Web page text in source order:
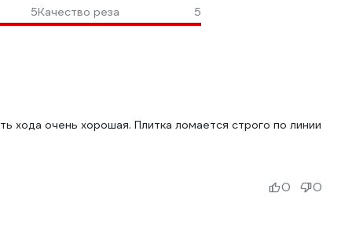
5Качество реза 5
хода очень хорошая. Плитка ломается строго по линии
0 0